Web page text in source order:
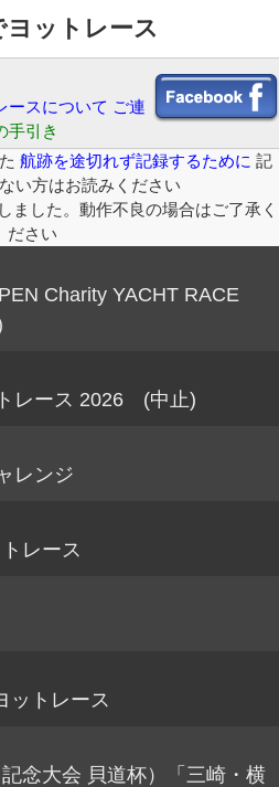
ットレース
ースについて ご連
手引き
航跡を途切れず記録するために 記
い方はお読みください
ました。動作不良の場合はご了承く
ださい
Charity YACHT RACE
レース 2026 (中止)
レンジ
レース
ットレース
念大会 貝道杯）「三崎・横